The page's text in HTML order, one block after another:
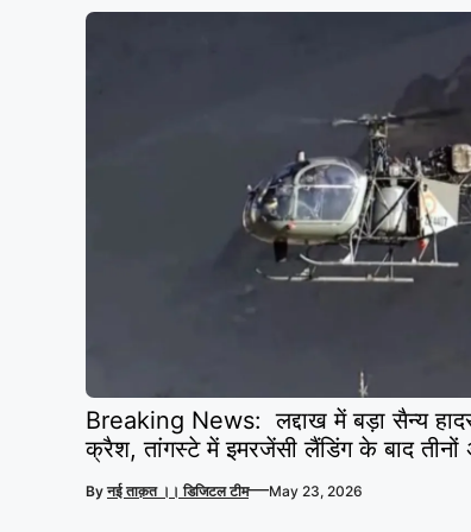
Breaking News: लद्दाख में बड़ा सैन्य
क्रैश, तांगस्टे में इमरजेंसी लैंडिंग के बाद तीनों
Byनई ताक़त ।। डिजिटल टीम—May 23, 2026